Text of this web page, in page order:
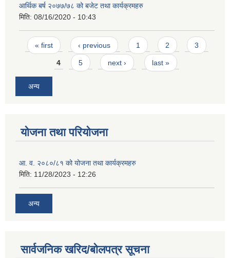
आर्थिक बर्ष २०७७/७८ को बजेट तथा कार्यक्रमहरु
मिति: 08/16/2020 - 10:43
Pages
« first ‹ previous 1 2 3
4 5 next › last »
अन्य
योजना तथा परियोजना
आ. व. २०८०/८१ को योजना तथा कार्यक्रमहरु
मिति: 11/28/2023 - 12:26
अन्य
सार्वजनिक खरिद/बोलपत्र सूचना